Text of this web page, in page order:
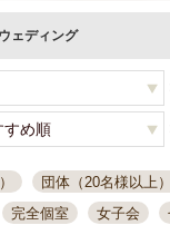
ウェディング
団体（20名様以上）
完全個室 女子会